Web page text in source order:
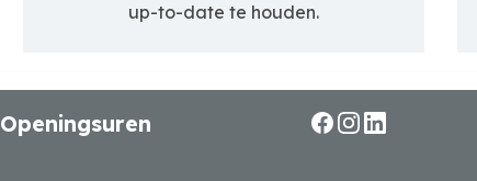
up-to-date te houden.
Openingsuren